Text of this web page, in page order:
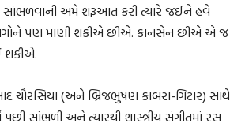
અમે શરૂઆત કરી ત્યારે જઈને હવે
પણ માણી શકીએ છીએ. કાનસેન છીએ એ જ
શકીએ.
ચૌરસિયા (અને બ્રિજભુષણ કાબરા-ગિટાર) સાથે
સાંભળી અને ત્યારથી શાસ્ત્રીય સંગીતમાં રસ